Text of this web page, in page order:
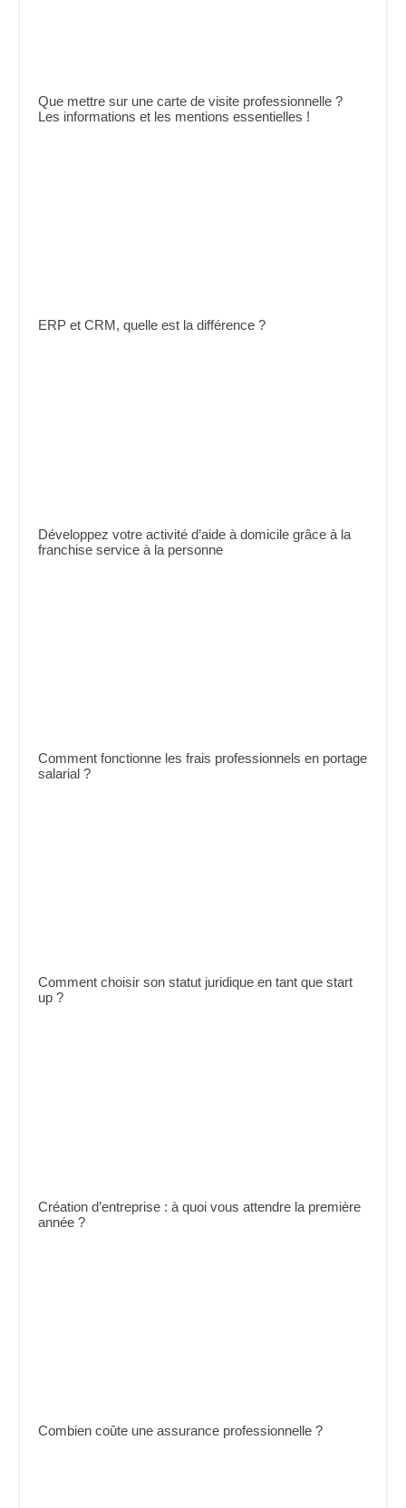
Que mettre sur une carte de visite professionnelle ?
Les informations et les mentions essentielles !
ERP et CRM, quelle est la différence ?
Développez votre activité d’aide à domicile grâce à la
franchise service à la personne
Comment fonctionne les frais professionnels en portage
salarial ?
Comment choisir son statut juridique en tant que start
up ?
Création d’entreprise : à quoi vous attendre la première
année ?
Combien coûte une assurance professionnelle ?